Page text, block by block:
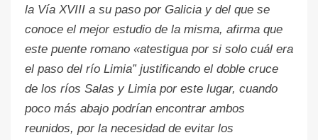
la Vía XVIII a su paso por Galicia y del que se
conoce el mejor estudio de la misma, afirma que
este puente romano «atestigua por si solo cuál era
el paso del río Limia” justificando el doble cruce
de los ríos Salas y Limia por este lugar, cuando
poco más abajo podrían encontrar ambos
reunidos, por la necesidad de evitar los